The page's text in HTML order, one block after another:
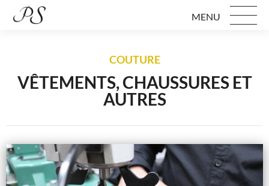
MENU
COUTURE
VÊTEMENTS, CHAUSSURES ET
AUTRES